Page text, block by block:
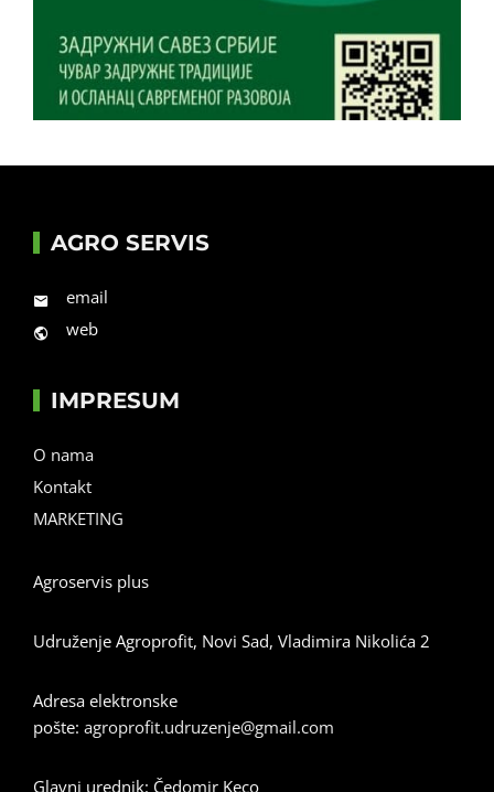
AGRO SERVIS
email
web
IMPRESUM
O nama
Kontakt
MARKETING
Agroservis plus
Udruženje Agroprofit, Novi Sad, Vladimira Nikolića 2
Adresa elektronske
pošte: agroprofit.udruzenje@gmail.com
Glavni urednik: Čedomir Keco